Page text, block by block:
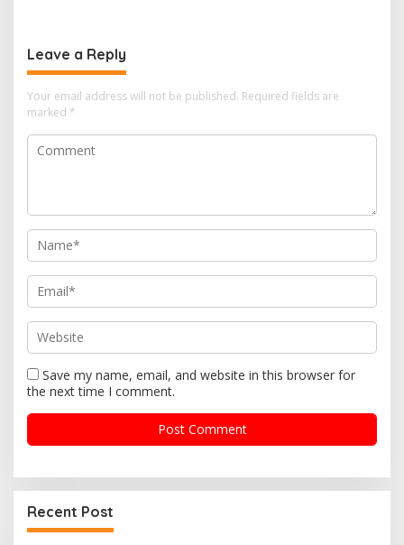
a
v
i
g
a
o
n
Leave a Reply
Your email address will not be published. Required fields are
marked *
Save my name, email, and website in this browser for
the next time I comment.
Recent Post